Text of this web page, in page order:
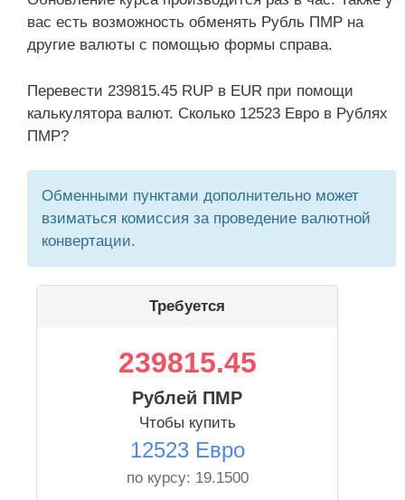
вас есть возможность обменять Рубль ПМР на
другие валюты с помощью формы справа.
Перевести 239815.45 RUP в EUR при помощи
калькулятора валют. Сколько 12523 Евро в Рублях
ПМР?
Обменными пунктами дополнительно может
взиматься комиссия за проведение валютной
конвертации.
Требуется
239815.45
Рублей ПМР
Чтобы купить
12523 Евро
по курсу: 19.1500